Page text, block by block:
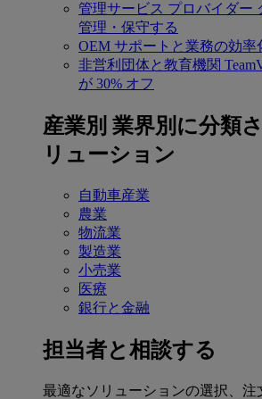
管理サービス プロバイダー
管理・保守する
OEM サポートと業務の効率
非営利団体と教育機関
が 30% オフ
産業別 業界別に分類
リューション
自動車産業
農業
物流業
製造業
小売業
医療
銀行と金融
担当者と相談する
最適なソリューションの選択、注